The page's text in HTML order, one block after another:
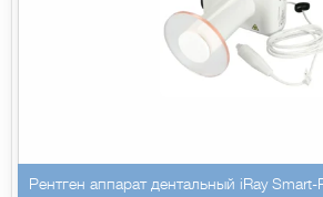
Рентген аппарат дентальный iRay